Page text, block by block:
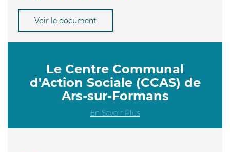
Voir le document
Le Centre Communal
d'Action Sociale (CCAS) de
Ars-sur-Formans
En Savoir Plus